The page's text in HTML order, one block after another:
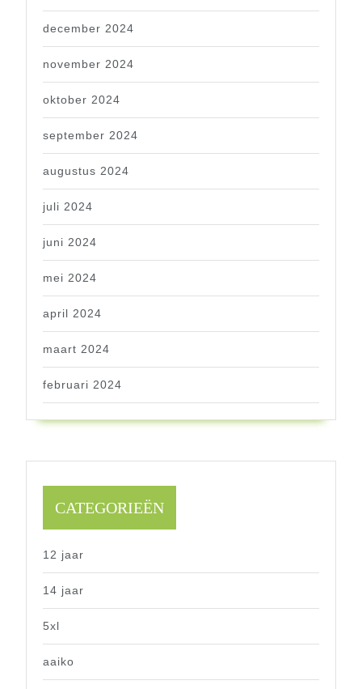
december 2024
november 2024
oktober 2024
september 2024
augustus 2024
juli 2024
juni 2024
mei 2024
april 2024
maart 2024
februari 2024
CATEGORIEËN
12 jaar
14 jaar
5xl
aaiko